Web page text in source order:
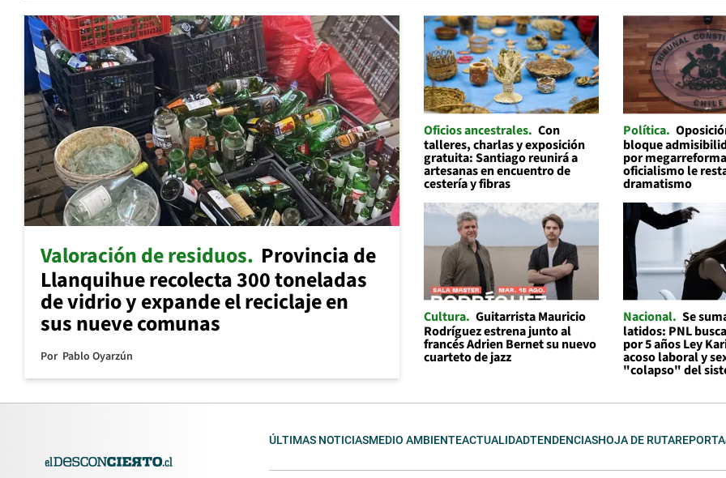
Valoración de residuos Provincia de
Llanquihue recolecta 300 toneladas
de vidrio y expande el reciclaje en
sus nueve comunas
Por Pablo Oyarzún
Oficios ancestrales Con
talleres, charlas y exposición
gratuita: Santiago reunirá a
artesanas en encuentro de
cestería y fibras
Política
bloque
por
oficialismo le
dramatismo
Cultura Guitarrista Mauricio
Rodríguez estrena junto al
francés Adrien Bernet su nuevo
cuarteto de jazz
Nacional Se
latidos: PNL
por 5 años Ley
acoso laboral y
"colapso" del
ÚLTIMAS NOTICIASMEDIO AMBIENTEACTUALIDADTENDENCIASHOJA DE RUTA